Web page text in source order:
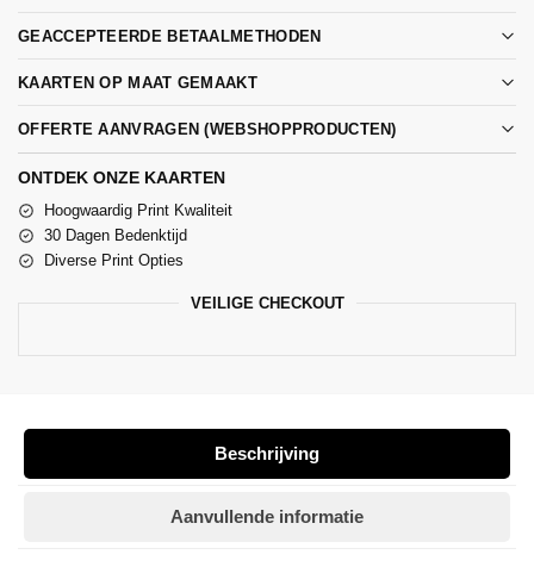
GEACCEPTEERDE BETAALMETHODEN
KAARTEN OP MAAT GEMAAKT
OFFERTE AANVRAGEN (WEBSHOPPRODUCTEN)
ONTDEK ONZE KAARTEN
Hoogwaardig Print Kwaliteit
30 Dagen Bedenktijd
Diverse Print Opties
VEILIGE CHECKOUT
Beschrijving
Aanvullende informatie